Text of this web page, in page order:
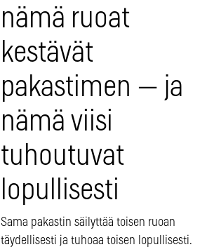
nämä ruoat
kestävät
pakastimen — ja
nämä viisi
tuhoutuvat
lopullisesti
Sama pakastin säilyttää toisen ruoan
täydellisesti ja tuhoaa toisen lopullisesti.